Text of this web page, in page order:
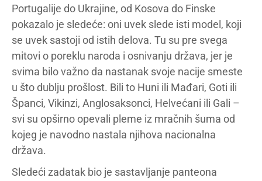
Portugalije do Ukrajine, od Kosova do Finske
pokazalo je sledeće: oni uvek slede isti model, koji
se uvek sastoji od istih delova. Tu su pre svega
mitovi o poreklu naroda i osnivanju država, jer je
svima bilo važno da nastanak svoje nacije smeste
u što dublju prošlost. Bili to Huni ili Mađari, Goti ili
Španci, Vikinzi, Anglosaksonci, Helvećani ili Gali –
svi su opširno opevali pleme iz mračnih šuma od
kojeg je navodno nastala njihova nacionalna
država.
Sledeći zadatak bio je sastavljanje panteona